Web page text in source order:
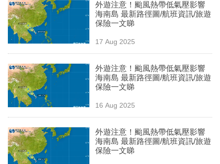
投
市
理
商
外遊注意！颱風熱帶低氣壓影響
海南島 最新路徑圖/航班資訊/旅遊
保險一文睇
17 Aug 2025
外遊注意！颱風熱帶低氣壓影響
海南島 最新路徑圖/航班資訊/旅遊
保險一文睇
16 Aug 2025
外遊注意！颱風熱帶低氣壓影響
海南島 最新路徑圖/航班資訊/旅遊
保險一文睇